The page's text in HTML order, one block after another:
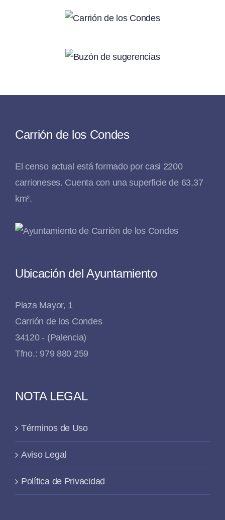
Carrión de los Condes
El censo actual está formado por casi 2200
carrioneses. Cuenta con una superficie de 63,37
km².
Ubicación del Ayuntamiento
Plaza Mayor, 1
Carrión de los Condes
34120 - (Palencia)
Tfno.: 979 880 259
NOTA LEGAL
Términos de Uso
Aviso Legal
Política de Privacidad